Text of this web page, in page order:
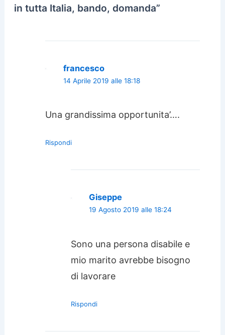
in tutta Italia, bando, domanda”
francesco
14 Aprile 2019 alle 18:18
Una grandissima opportunita’….
Rispondi
Giseppe
19 Agosto 2019 alle 18:24
Sono una persona disabile e
mio marito avrebbe bisogno
di lavorare
Rispondi